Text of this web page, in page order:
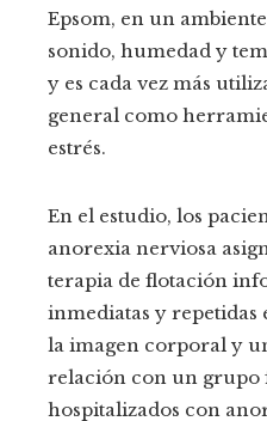
Epsom, en un
sonido, humedad y
y es cada vez más
general como
estrés.
En el estudio, los
anorexia nerviosa
terapia de flotación
inmediatas y repetidas
la imagen corporal y
relación con un grupo
hospitalizados con